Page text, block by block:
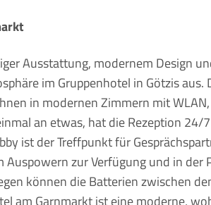
Ausstattung, modernem Design
im Gruppenhotel in Götzis aus.
in modernen Zimmern mit
an etwas, hat die Rezeption 24/
ist der Treffpunkt für
zur Verfügung und in der
können die Batterien zwischen
am Garnmarkt ist eine moderne,